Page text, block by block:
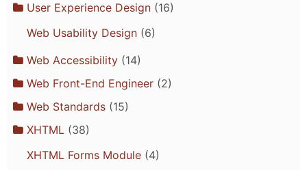
User Experience Design(16)
Web Usability Design(6)
Web Accessibility(14)
Web Front-End Engineer(2)
Web Standards(15)
XHTML (38)
XHTML Forms Module(4)